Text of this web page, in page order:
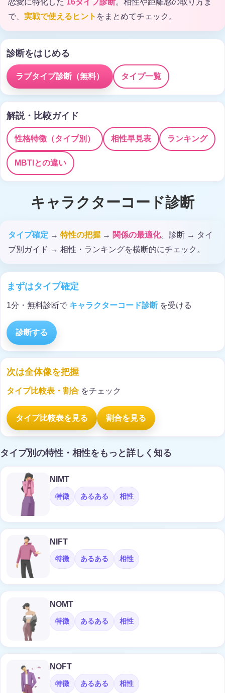
恋愛に特化した 16タイプ診断。相性や距離感の取り方ま
で、 実戦で使えるヒント をまとめてチェック。
診断をはじめる
ラブタイプ診断（無料） タイプ一覧
解説・比較ガイド
性格特徴（タイプ別） 相性早見表 ランキング
MBTIとの違い
キャラクターコード診断
タイプ確定 → 特性の把握 → 関係の最適化。診断 → タイ
プ別ガイド → 相性・ランキングを横断的にチェック。
まずはタイプ確定
1分・無料診断で キャラクターコード診断 を受ける
診断する
次は全体像を把握
タイプ比較表・割合 をチェック
タイプ比較表を見る 割合を見る
タイプ別の特性・相性をもっと詳しく知る
NIMT
特徴 あるある 相性
NIFT
特徴 あるある 相性
NOMT
特徴 あるある 相性
NOFT
特徴 あるある 相性